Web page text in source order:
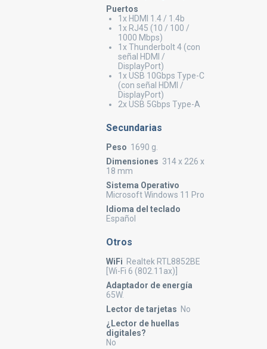
Puertos
1x HDMI 1.4 / 1.4b
1x RJ45 (10 / 100 /
1000 Mbps)
1x Thunderbolt 4 (con
señal HDMI /
DisplayPort)
1x USB 10Gbps Type-C
(con señal HDMI /
DisplayPort)
2x USB 5Gbps Type-A
Secundarias
Peso 1690 g.
Dimensiones 314 x 226 x
18 mm
Sistema Operativo
Microsoft Windows 11 Pro
Idioma del teclado
Español
Otros
WiFi Realtek RTL8852BE
[Wi-Fi 6 (802.11ax)]
Adaptador de energía
65W.
Lector de tarjetas No
¿Lector de huellas
digitales?
No